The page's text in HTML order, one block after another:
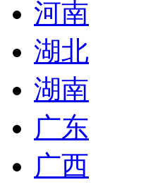
河南
湖北
湖南
广东
广西